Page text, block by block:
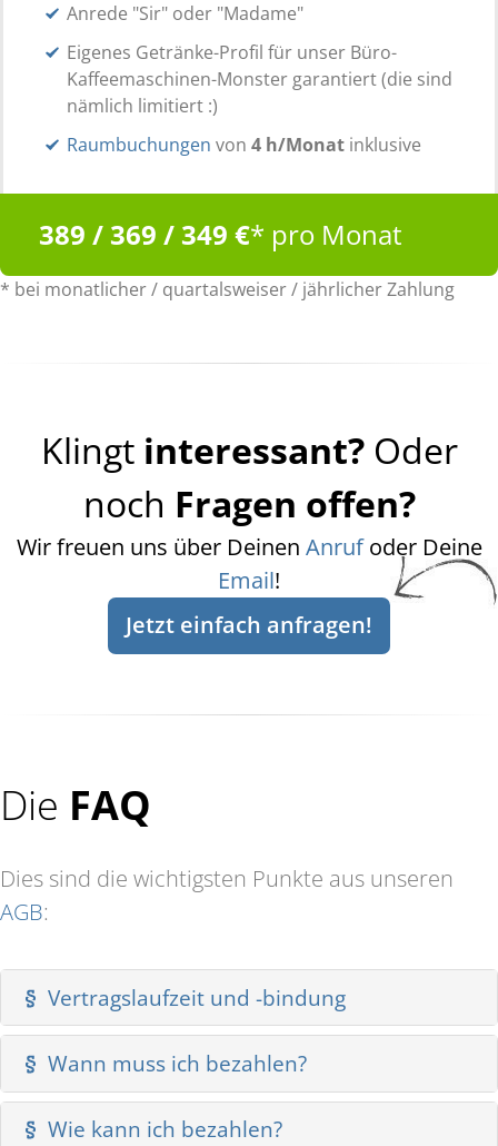
Anrede "Sir" oder "Madame"
Eigenes Getränke-Profil für unser Büro-
Kaffeemaschinen-Monster garantiert (die sind
nämlich limitiert :)
Raumbuchungen von 4 h/Monatinklusive
389 / 369 / 349 €* pro Monat
* bei monatlicher / quartalsweiser / jährlicher Zahlung
Klingt interessant?Oder
noch Fragen offen?
Wir freuen uns über Deinen Anrufoder Deine
Email!
Jetzt einfach anfragen!
Die FAQ
Dies sind die wichtigsten Punkte aus unseren
AGB:
Vertragslaufzeit und -bindung
Wann muss ich bezahlen?
Wie kann ich bezahlen?